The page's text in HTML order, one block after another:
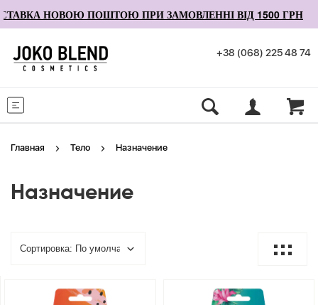
НОВОЮ ПОШТОЮ ПРИ ЗАМОВЛЕННІ ВІД 1500 ГРН
+38 (068) 225 48 74
Главная Тело Назначение
Назначение